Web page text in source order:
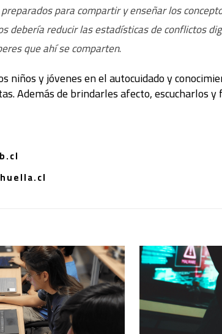
para compartir y enseñar los
debería reducir las estadísticas de conflictos
que ahí se comparten.
niños y jóvenes en el autocuidado y
Además de brindarles afecto, escucharlos y